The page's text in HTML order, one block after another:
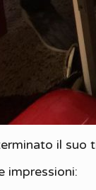
il suo
impressioni: